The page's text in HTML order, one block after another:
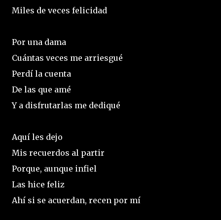
Miles de veces felicidad
Por una dama
Cuántas veces me arriesgué
Perdí la cuenta
De las que amé
Y a disfrutarlas me dediqué
Aquí les dejo
Mis recuerdos al partir
Porque, aunque infiel
Las hice feliz
Ahí si se acuerdan, recen por mí